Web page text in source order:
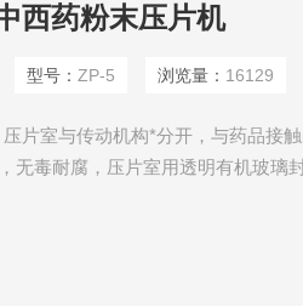
西药粉末压片机
型号： ZP-5 浏览量： 16129
片室与传动机构*分开，与药品接
无毒耐腐，压片室用透明有机玻璃